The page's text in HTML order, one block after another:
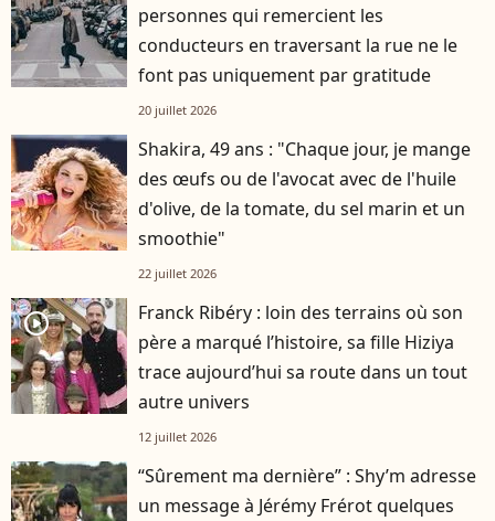
personnes qui remercient les
conducteurs en traversant la rue ne le
font pas uniquement par gratitude
20 juillet 2026
Shakira, 49 ans : "Chaque jour, je mange
des œufs ou de l'avocat avec de l'huile
d'olive, de la tomate, du sel marin et un
smoothie"
22 juillet 2026
player2
Franck Ribéry : loin des terrains où son
père a marqué l’histoire, sa fille Hiziya
trace aujourd’hui sa route dans un tout
autre univers
12 juillet 2026
“Sûrement ma dernière” : Shy’m adresse
un message à Jérémy Frérot quelques